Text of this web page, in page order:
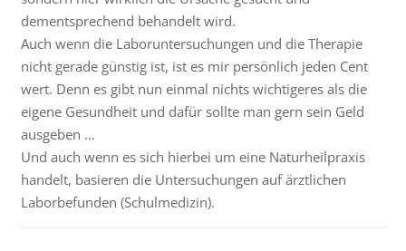
dementsprechend behandelt wird.
Auch wenn die Laboruntersuchungen und die Therapie
nicht gerade günstig ist, ist es mir persönlich jeden Cent
wert. Denn es gibt nun einmal nichts wichtigeres als die
eigene Gesundheit und dafür sollte man gern sein Geld
ausgeben …
Und auch wenn es sich hierbei um eine Naturheilpraxis
handelt, basieren die Untersuchungen auf ärztlichen
Laborbefunden (Schulmedizin).